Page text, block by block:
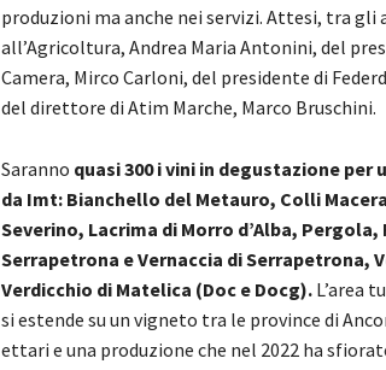
produzioni ma anche nei servizi. Attesi, tra
all’Agricoltura, Andrea Maria Antonini, del
Camera, Mirco Carloni, del presidente di
del direttore di Atim Marche, Marco Bruschini.
Saranno quasi 300 i vini in degustazione
da Imt: Bianchello del Metauro, Colli
Severino, Lacrima di Morro d’Alba,
Serrapetrona e Vernaccia di Serrapetrona,
Verdicchio di Matelica (Doc e Docg).L’area
si estende su un vigneto tra le province di
ettari e una produzione che nel 2022 ha